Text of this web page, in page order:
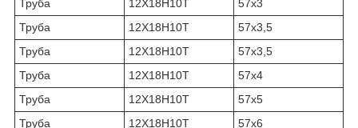
Труба
12Х18Н10Т
57х3
Труба
12Х18Н10Т
57х3,5
Труба
12Х18Н10Т
57х3,5
Труба
12Х18Н10Т
57х4
Труба
12Х18Н10Т
57х5
Труба
12Х18Н10Т
57х6